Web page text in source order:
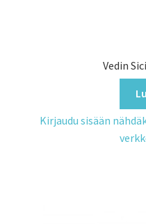
Vedin
Kirjaudu sisään